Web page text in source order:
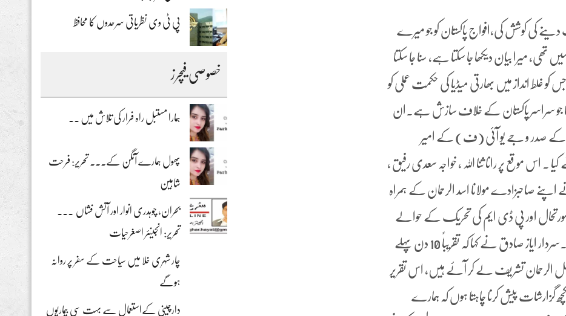
دینے کی کوشش کی،افواج پاکستان کو جو میرے
میرا بیان دیکھا جا سکتا ہے، سنا جا سکتا
انداز میں بھارتی میڈیا کی حکمت عملی کو
جو سراسر پاکستان کے خلاف سازش ہے۔ان
کے صدر و جے یو آئی (ف) کے امیر
۔ اس موقع پر رانا ثنا اللہ ، خواجہ سعدی رفیق ،
اپنے صاحبزادے مولانا اسد الرحمان کے ہمراہ
اور پی ڈی ایم کی تحریک کے حوالے
سے تبادلہ خیال اور حکمت عملی بارے تبادلہ خیال کیا گیا ۔سردار ایاز صادق نے کہا کہ تقریباً 10 دن پہلے
الرحمان تشریف لے کر آئے ہیں، اس تقریر
گزارشات پیش کرنا چاہتا ہوں کہ ہمارے
پی ٹی وی نظریاتی سرحدوں کا محافظ
خصوصی فیچرز
ہمارا مستبل راہ فرار کی تلاش میں ۔۔
پھول ہمارے آنگن کے۔۔۔ تحریر: فرحت
شاہین
بحران، چوہدری انوار اور آتش فشاں ۔۔۔
تحریر: انجینئر اصغرحیات
چار شہری خلا میں سیاحت کے سفر پر روانہ
ہوگے
دارچینی کےاستعمال سے بہت سی بیماریوں